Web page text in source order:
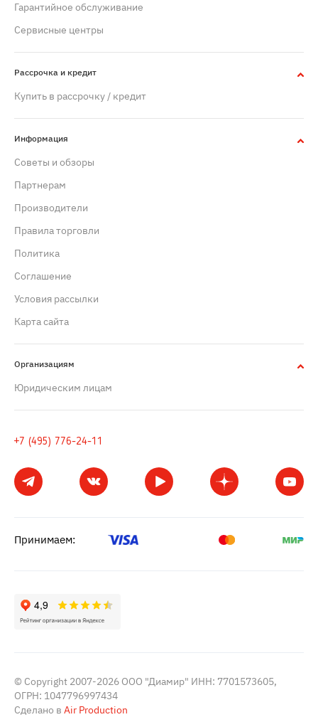
Гарантийное обслуживание
Сервисные центры
Рассрочка и кредит
Купить в рассрочку / кредит
Информация
Советы и обзоры
Партнерам
Производители
Правила торговли
Политика
Cоглашение
Условия рассылки
Карта сайта
Организациям
Юридическим лицам
+7 (495) 776-24-11
Принимаем:
© Copyright 2007-2026 ООО "Диамир" ИНН: 7701573605,
ОГРН: 1047796997434
Сделано в Air Production